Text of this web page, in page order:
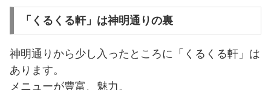
「くるくる軒」は神明通りの裏
神明通りから少し入ったところに「くるくる軒」は
あります。
メニューが豊富、魅力。